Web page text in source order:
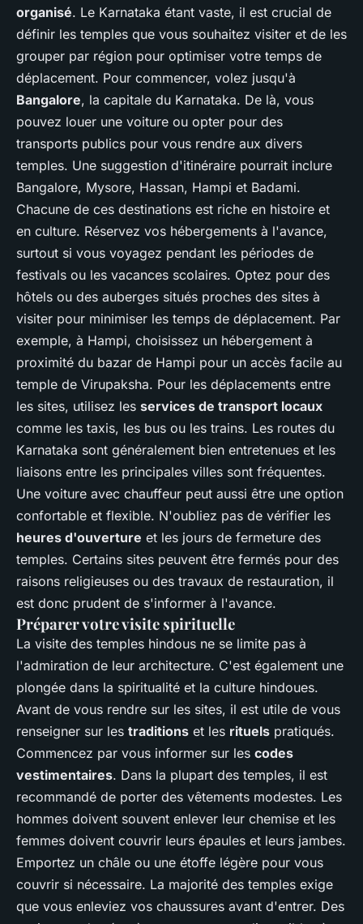
organisé. Le Karnataka étant vaste, il est crucial de
définir les temples que vous souhaitez visiter et de les
grouper par région pour optimiser votre temps de
déplacement. Pour commencer, volez jusqu'à
Bangalore, la capitale du Karnataka. De là, vous
pouvez louer une voiture ou opter pour des
transports publics pour vous rendre aux divers
temples. Une suggestion d'itinéraire pourrait inclure
Bangalore, Mysore, Hassan, Hampi et Badami.
Chacune de ces destinations est riche en histoire et
en culture. Réservez vos hébergements à l'avance,
surtout si vous voyagez pendant les périodes de
festivals ou les vacances scolaires. Optez pour des
hôtels ou des auberges situés proches des sites à
visiter pour minimiser les temps de déplacement. Par
exemple, à Hampi, choisissez un hébergement à
proximité du bazar de Hampi pour un accès facile au
temple de Virupaksha. Pour les déplacements entre
les sites, utilisez les services de transport locaux
comme les taxis, les bus ou les trains. Les routes du
Karnataka sont généralement bien entretenues et les
liaisons entre les principales villes sont fréquentes.
Une voiture avec chauffeur peut aussi être une option
confortable et flexible. N'oubliez pas de vérifier les
heures d'ouverture et les jours de fermeture des
temples. Certains sites peuvent être fermés pour des
raisons religieuses ou des travaux de restauration, il
est donc prudent de s'informer à l'avance.
Préparer votre visite spirituelle
La visite des temples hindous ne se limite pas à
l'admiration de leur architecture. C'est également une
plongée dans la spiritualité et la culture hindoues.
Avant de vous rendre sur les sites, il est utile de vous
renseigner sur les traditions et les rituels pratiqués.
Commencez par vous informer sur les codes
vestimentaires. Dans la plupart des temples, il est
recommandé de porter des vêtements modestes. Les
hommes doivent souvent enlever leur chemise et les
femmes doivent couvrir leurs épaules et leurs jambes.
Emportez un châle ou une étoffe légère pour vous
couvrir si nécessaire. La majorité des temples exige
que vous enleviez vos chaussures avant d'entrer. Des